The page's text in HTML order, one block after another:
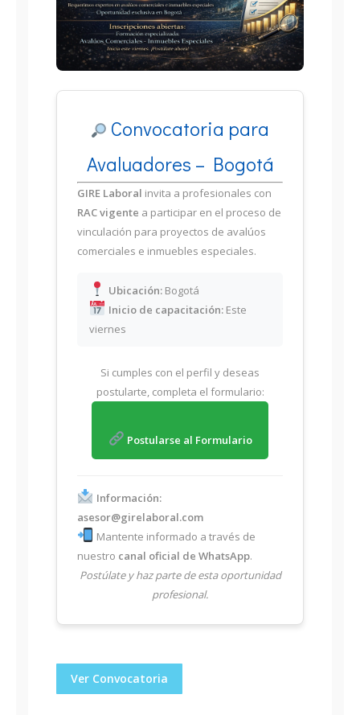
Convocatoria para
Avaluadores – Bogotá
GIRE Laboral invita a profesionales con
RAC vigente a participar en el proceso de
vinculación para proyectos de avalúos
comerciales e inmuebles especiales.
Ubicación:Bogotá
Inicio de capacitación:Este
viernes
Si cumples con el perfil y deseas
postularte, completa el formulario:
Postularse al Formulario
Información:
asesor@girelaboral.com
Mantente informado a través de
nuestro canal oficial de WhatsApp.
Postúlate y haz parte de esta oportunidad
profesional.
Ver Convocatoria